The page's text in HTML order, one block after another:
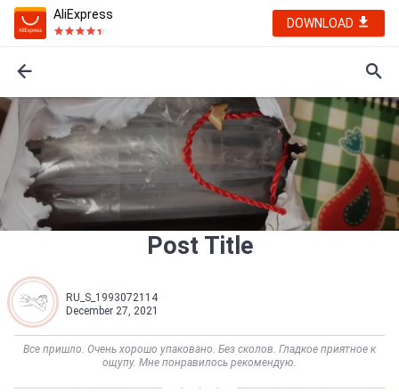
AliExpress
DOWNLOAD
Post Title
RU_S_1993072114
December 27, 2021
Все пришло. Очень хорошо упаковано. Без сколов. Гладкое приятное к
ощупу. Мне понравилось рекомендую.